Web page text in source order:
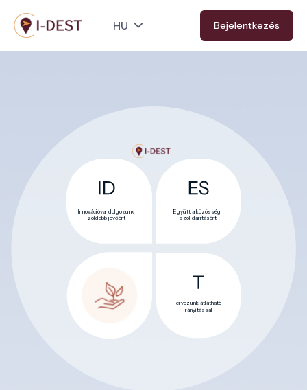
Ugrás
a
tartalomra
Bejelentkezés
Innovációval dolgozunk
zöldebb jövőért
Együtt a közösségi
szolidaritásért
Tervezünk átlátható
irányítással